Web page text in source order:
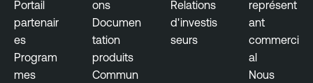
Portail
partenair
es
Program
mes
ons
Documen
tation
produits
Commun
Relations
d'investis
seurs
représent
ant
commerci
al
Nous